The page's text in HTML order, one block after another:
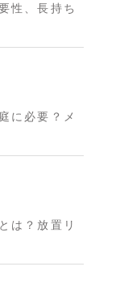
性、長持ち
に必要？メ
は？放置リ